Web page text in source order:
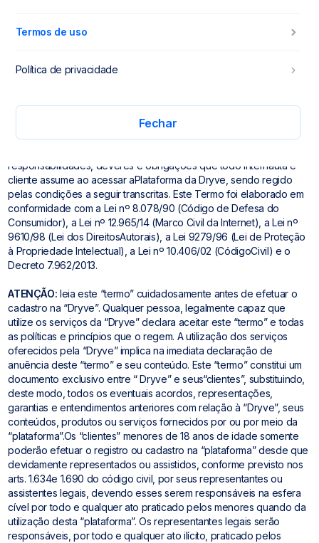
Termos de uso menu_right
Política de privacidade menu_right
Fechar
Termos e condições de uso
contém as Condições Gerais aplicáveis ao uso dos serviços
oferecidos pela Plataforma Dryve, sendo parte integrante do
conjunto de providências que a Dryve toma sobre privacidade e
responsabilidades, deveres e obrigações que todo internauta e
cliente assume ao acessar aPlataforma da Dryve, sendo regido
pelas condições a seguir transcritas. Este Termo foi elaborado em
conformidade com a Lei nº 8.078/90 (Código de Defesa do
Consumidor), a Lei nº 12.965/14 (Marco Civil da Internet), a Lei nº
9610/98 (Lei dos DireitosAutorais), a Lei 9279/96 (Lei de Proteção
à Propriedade Intelectual), a Lei nº 10.406/02 (CódigoCivil) e o
Decreto 7.962/2013.
ATENÇÃO: leia este “termo” cuidadosamente antes de efetuar o
cadastro na “Dryve”. Qualquer pessoa, legalmente capaz que
utilize os serviços da “Dryve” declara aceitar este “termo” e todas
as políticas e princípios que o regem. A utilização dos serviços
oferecidos pela “Dryve” implica na imediata declaração de
anuência deste “termo” e seu conteúdo. Este “termo” constitui um
documento exclusivo entre “ Dryve” e seus“clientes”, substituindo,
deste modo, todos os eventuais acordos, representações,
garantias e entendimentos anteriores com relação à “Dryve”, seus
conteúdos, produtos ou serviços fornecidos por ou por meio da
“plataforma”.Os “clientes” menores de 18 anos de idade somente
poderão efetuar o registro ou cadastro na “plataforma” desde que
devidamente representados ou assistidos, conforme previsto nos
arts. 1.634e 1.690 do código civil, por seus representantes ou
assistentes legais, devendo esses serem responsáveis na esfera
cível por todo e qualquer ato praticado pelos menores quando da
utilização desta “plataforma”. Os representantes legais serão
responsáveis, por todo e qualquer ato ilícito, praticado pelos